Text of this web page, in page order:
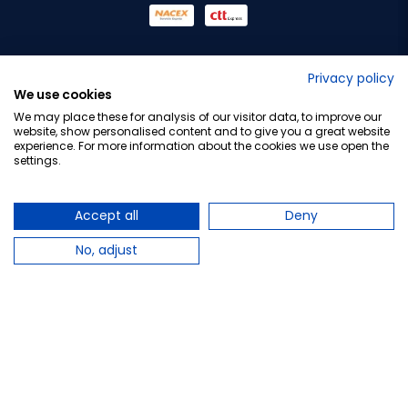
Privacy policy
We use cookies
We may place these for analysis of our visitor data, to improve our
website, show personalised content and to give you a great website
experience. For more information about the cookies we use open the
settings.
Accept all
Deny
No, adjust